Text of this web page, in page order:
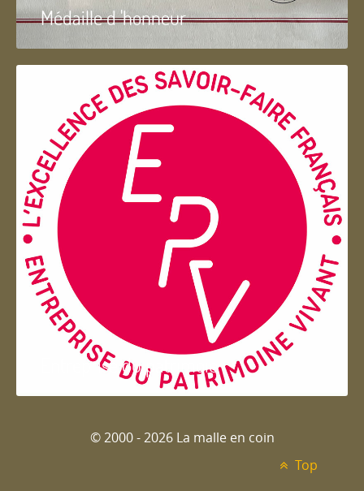
Médaille d 'honneur
Entreprise du patrimoie
© 2000 - 2026 La malle en coin
Top